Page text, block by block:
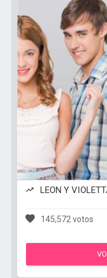
LEON Y
145,572 votos